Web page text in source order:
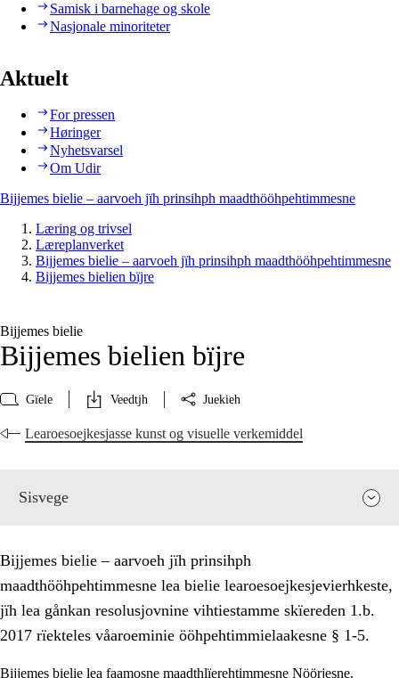
Samisk i barnehage og skole
Nasjonale minoriteter
Aktuelt
For pressen
Høringer
Nyhetsvarsel
Om Udir
Bijjemes bielie – aarvoeh jïh prinsihph maadthööhpehtimmesne
Læring og trivsel
Læreplanverket
Bijjemes bielie – aarvoeh jïh prinsihph maadthööhpehtimmesne
Bijjemes bielien bïjre
Bijjemes bielie
Bijjemes bielien bïjre
Gïele Veedtjh Juekieh
Learoesoejkesjasse kunst og visuelle verkemiddel
Sisvege
Bijjemes bielie – aarvoeh jïh prinsihph
maadthööhpehtimmesne lea bielie learoesoejkesjevierhkeste,
jïh lea gånkan resolusjovnine vihtiestamme skïereden 1.b.
2017 rïekteles våaroeminie ööhpehtimmielaakesne § 1-5.
Bijjemes bielie lea faamosne maadthlïerehtimmesne Nöörjesne.